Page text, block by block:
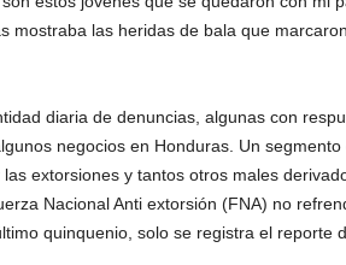
mostraba las heridas de bala que
diaria de denuncias, algunas con
negocios en Honduras. Un
extorsiones y tantos otros males
Nacional Anti extorsión (FNA) no
quinquenio, solo se registra el reporte